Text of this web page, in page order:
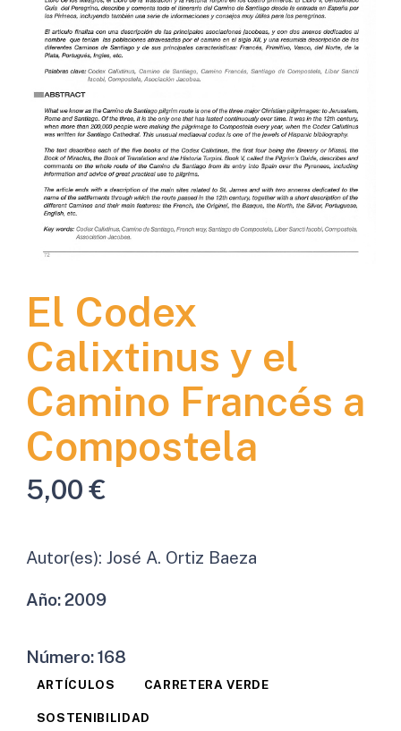
El Codex
Calixtinus y el
Camino Francés a
Compostela
5,00€
Autor(es): José A. Ortiz Baeza
Año:2009
Número:168
ARTÍCULOS CARRETERA VERDE
SOSTENIBILIDAD